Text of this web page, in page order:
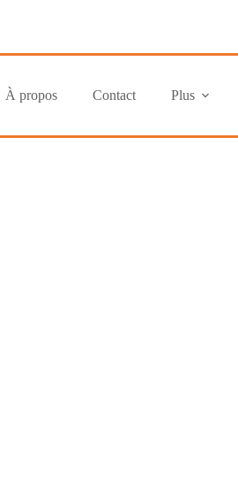
À propos Contact Plus